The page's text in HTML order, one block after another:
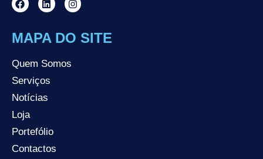
MAPA DO SITE
Quem Somos
Serviços
Notícias
Loja
Portefólio
Contactos